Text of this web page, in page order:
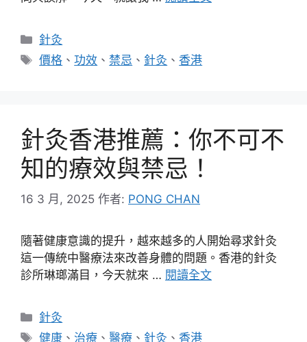
分
類
針灸
標
價格 、功效 、禁忌 、 針灸 、香港
針灸香港推薦：你不可不
知的療效與禁忌！
16 3 月, 2025 作者: PONG CHAN
隨著健康意識的提升，越來越多的人開始尋求針灸
這一傳統中醫療法來改善身體的問題。香港的針灸
診所琳瑯滿目，今天就來 … 閱讀全文
分
類
針灸
標
健康 、 治療 、醫療 、 針灸 、香港